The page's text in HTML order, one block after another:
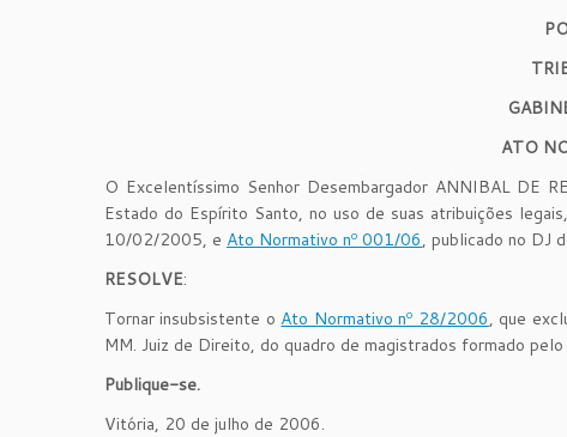
ATO
O Excelentíssimo Senhor Desembargador ANNIBAL DE
Estado do Espírito Santo, no uso de suas atribuições
10/02/2005, e Ato Normativo nº 001/06, publicado no DJ
RESOLVE:
Tornar insubsistente o Ato Normativo nº 28/2006, que
MM. Juiz de Direito, do quadro de magistrados formado pelo
Publique-se.
Vitória, 20 de julho de 2006.